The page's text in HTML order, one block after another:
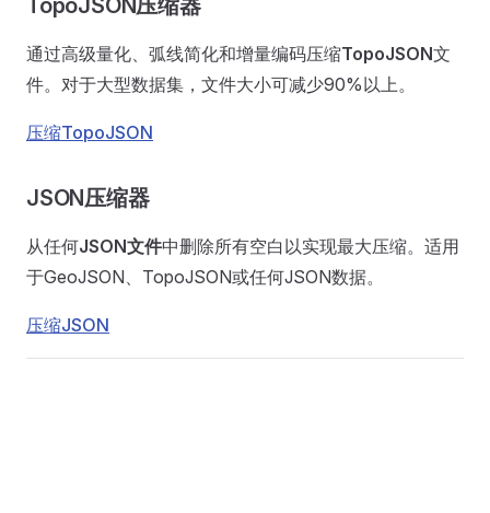
TopoJSON压缩器
通过高级量化、弧线简化和增量编码压缩TopoJSON文
件。对于大型数据集，文件大小可减少90%以上。
压缩TopoJSON
JSON压缩器
从任何JSON文件中删除所有空白以实现最大压缩。适用
于GeoJSON、TopoJSON或任何JSON数据。
压缩JSON